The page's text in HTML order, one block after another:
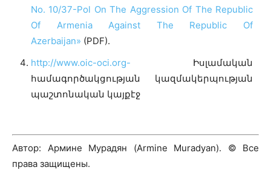
No. 10/37-Pol On The Aggression Of The Republic
Of Armenia Against The Republic Of
Azerbaijan» (PDF).
http://www.oic-oci.org- Իսլամական
համագործակցության կազմակերպության
պաշտոնական կայքէջ
Автор: Армине Мурадян (Armine Muradyan). © Все
права защищены.